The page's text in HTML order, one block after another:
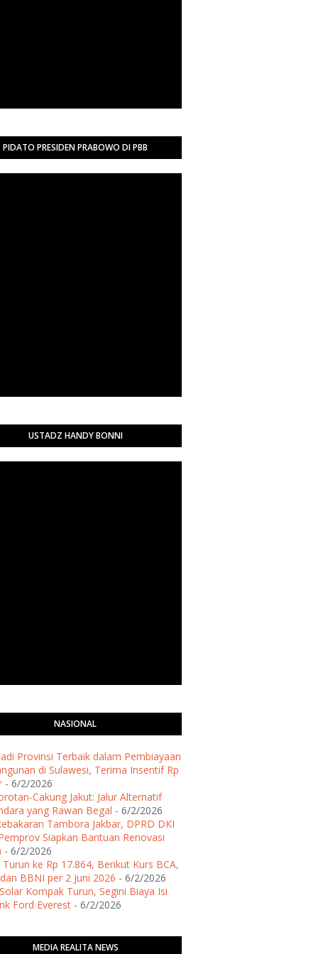
PIDATO PRESIDEN PRABOWO DI PBB
USTADZ HANDY BONNI
NASIONAL
Provinsi Terbaik dalam Pembiayaan
di Sulawesi, Terima Insentif Rp
- 6/2/2026
Cakung Jakut: Jalur Alternatif
yang Rawan Begal - 6/2/2026
Tambora Jakbar, DPRD DKI
Siapkan Bantuan Renovasi
- 6/2/2026
Turun ke Rp 17.864, Berikut Kurs BCA,
BBNI per 2 Juni 2026 - 6/2/2026
Kompak Turun, Segini Biaya Isi
Ford Everest - 6/2/2026
MEDIA REALITA NEWS